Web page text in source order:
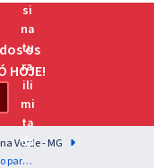
os
HOJE!
Verde - MG
Prefeitura de Campina Verde - MG - Raciocínio Lógico para os Cargos de Nível Superior com o Prof. Josimar Padilha